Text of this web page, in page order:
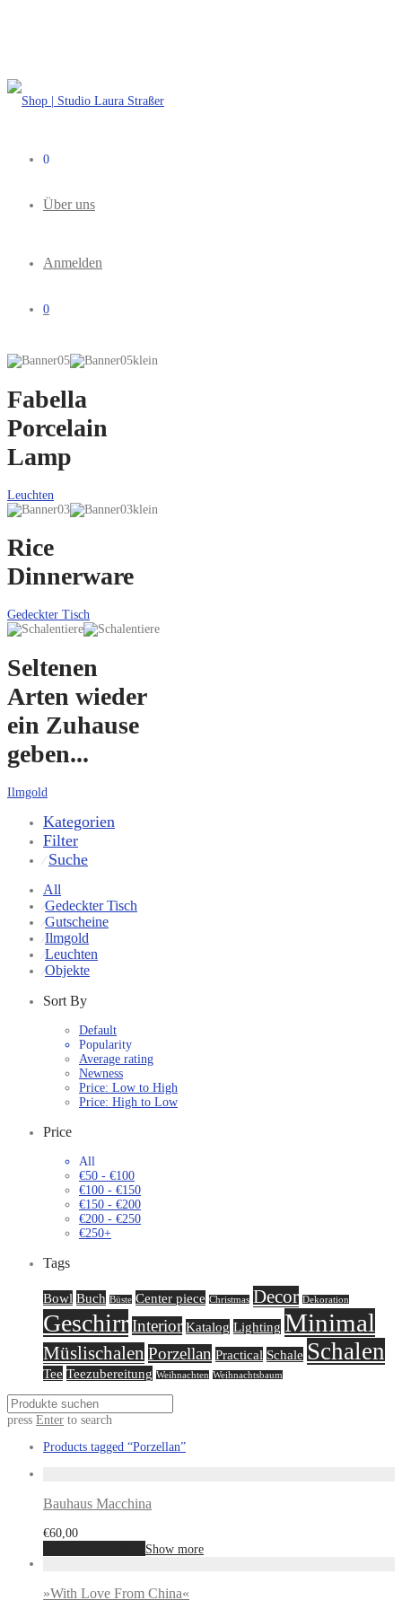
0
Über uns
Anmelden
0
Fabella
Porcelain
Lamp
Leuchten
Rice
Dinnerware
Gedeckter Tisch
Seltenen
Arten wieder
ein Zuhause
geben...
Ilmgold
Kategorien
Filter
⁄ Suche
All
⁄Gedeckter Tisch
⁄Gutscheine
⁄Ilmgold
⁄Leuchten
⁄Objekte
Sort By
Default
Popularity
Average rating
Newness
Price: Low to High
Price: High to Low
Price
All
€50 - €100
€100 - €150
€150 - €200
€200 - €250
€250+
Tags
Bowl Buch Büste Center piece Christmas Decor Dekoration
GeschirrInterior Katalog Lighting Minimal
Müslischalen Porzellan Practical Schale Schalen
Tee Teezubereitung Weihnachten Weihnachtsbaum
press Enter to search
Products tagged “Porzellan”
Bauhaus Macchina
€60,00
Show more
»With Love From China«